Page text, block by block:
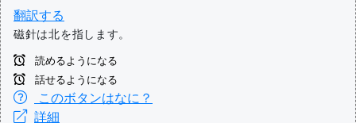
翻訳する
磁針は北を指します。
読めるようになる
話せるようになる
このボタンはなに？
詳細